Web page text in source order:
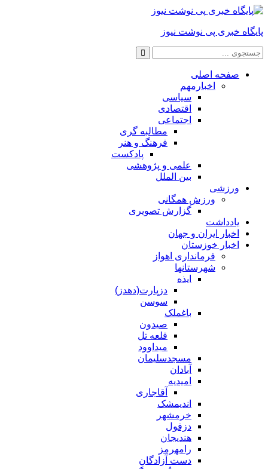
پایگاه خبری پی نوشت نیوز
صفحه اصلی
اخبارمهم
سیاسی
اقتصادی
اجتماعی
مطالبه گری
فرهنگ و هنر
پادکست
علمی و پژوهشی
بین الملل
ورزشی
ورزش همگانی
گزارش تصویری
یادداشت
اخبار ایران و جهان
اخبار خوزستان
فرمانداری اهواز
شهرستانها
ایذه
دزپارت(دهدز)
سوسن
باغملک
صیدون
قلعه تل
میداوود
مسجدسلیمان
آبادان
امیدیه
آقاجاری
اندیمشک
خرمشهر
دزفول
هندیجان
رامهرمز
دست آزادگان